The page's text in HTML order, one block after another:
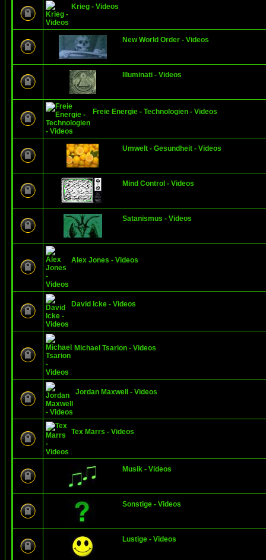
Krieg - Videos
New World Order - Videos
Illuminati - Videos
Freie Energie - Technologien - Videos
Umwelt - Gesundheit - Videos
Mind Control - Videos
Satanismus - Videos
Alex Jones - Videos
David Icke - Videos
Michael Tsarion - Videos
Jordan Maxwell - Videos
Tex Marrs - Videos
Musik - Videos
Sonstige - Videos
Lustige - Videos